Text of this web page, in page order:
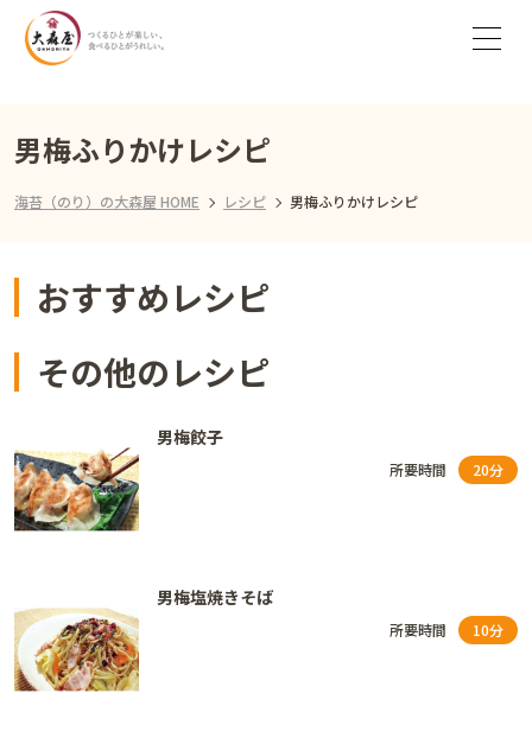
男梅ふりかけレシピ
海苔（のり）の大森屋 HOME レシピ 男梅ふりかけレシピ
おすすめレシピ
その他のレシピ
男梅餃子
所要時間 20分
男梅塩焼きそば
所要時間 10分